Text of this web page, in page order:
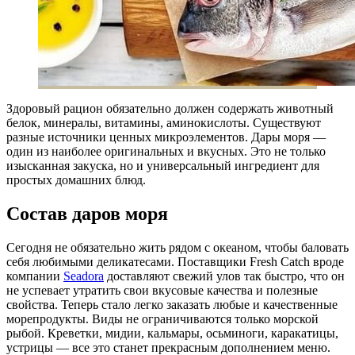
Здоровый рацион обязательно должен содержать животный
белок, минералы, витамины, аминокислоты. Существуют
разные источники ценных микроэлементов. Дары моря —
один из наиболее оригинальных и вкусных. Это не только
изысканная закуска, но и универсальный ингредиент для
простых домашних блюд.
Состав даров моря
Сегодня не обязательно жить рядом с океаном, чтобы баловать
себя любимыми деликатесами. Поставщики Fresh Catch вроде
компании Seadora доставляют свежий улов так быстро, что он
не успевает утратить свои вкусовые качества и полезные
свойства. Теперь стало легко заказать любые и качественные
морепродукты. Виды не ограничиваются только морской
рыбой. Креветки, мидии, кальмары, осьминоги, каракатицы,
устрицы — все это станет прекрасным дополнением меню.